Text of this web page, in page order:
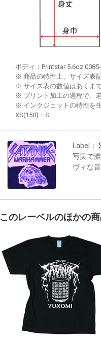
ボディ：Printstar 5.6oz
※ 商品の特性上、サイズ表
※ サイズ表の数値はあくま
※ プリント加工の過程で、
※ インクジェットの特性を
XS(150)・S
Label：
写実で
ヴィな
このレーベルのほかの